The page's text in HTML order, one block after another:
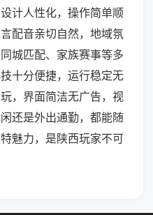
计人性化，操作简单顺
配音亲切自然，地域氛
城匹配、家族赛事等多
十分便捷，运行稳定无
，界面简洁无广告，视
还是外出通勤，都能随
魅力，是陕西玩家不可